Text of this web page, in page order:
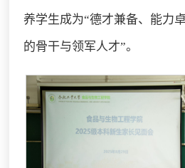
养学生成为“德才兼备、能力
的骨干与领军人才”。